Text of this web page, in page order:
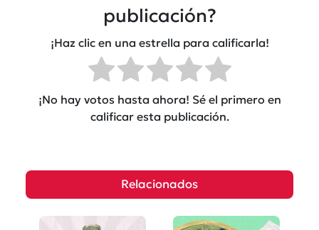
publicación?
¡Haz clic en una estrella para calificarla!
¡No hay votos hasta ahora! Sé el primero en
calificar esta publicación.
Relacionados